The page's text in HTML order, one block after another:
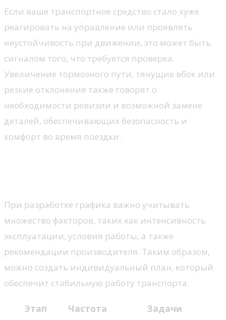
Если ваше транспортное средство стало хуже
реагировать на управление или проявлять
неустойчивость при движении, это может быть
сигналом того, что требуется проверка.
Увеличение тормозного пути, тянущие вбок или
резкие отклонения также говорят о
необходимости ревизии и возможной замене
деталей, обеспечивающих безопасность и
комфорт во время поездки.
При разработке графика важно учитывать
множество факторов, таких как интенсивность
эксплуатации, условия работы, а также
рекомендации производителя. Таким образом,
можно создать индивидуальный план, который
обеспечит стабильную работу транспорта.
Этап Частота Задачи